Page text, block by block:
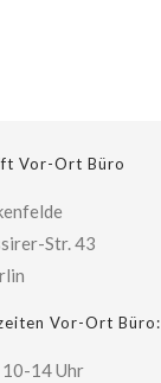
Vor-Ort Büro
Str. 43
Vor-Ort Büro:
14 Uhr